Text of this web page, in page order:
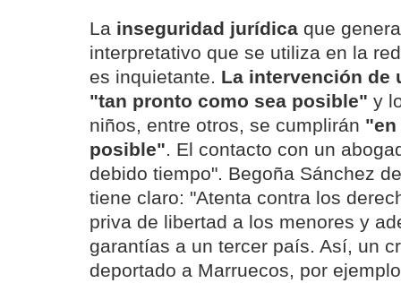
La inseguridad jurídica que
interpretativo que se utiliza en la
es inquietante. La intervención de
"tan pronto como sea posible" y
niños, entre otros, se cumplirán "en
posible". El contacto con un
debido tiempo". Begoña Sánchez
tiene claro: "Atenta contra los
priva de libertad a los menores y
garantías a un tercer país. Así, un
deportado a Marruecos, por